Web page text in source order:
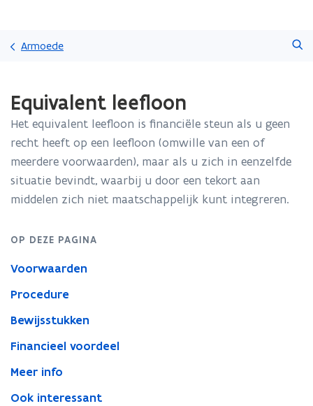
gaan
Armoede
met
laden.
bevindt
op:
Equivalent
leefloon
Equivalent leefloon
Het equivalent leefloon is financiële steun als u geen
recht heeft op een leefloon (omwille van een of
meerdere voorwaarden), maar als u zich in eenzelfde
situatie bevindt, waarbij u door een tekort aan
middelen zich niet maatschappelijk kunt integreren.
OP DEZE PAGINA
Voorwaarden
Procedure
Bewijsstukken
Financieel voordeel
Meer info
Ook interessant